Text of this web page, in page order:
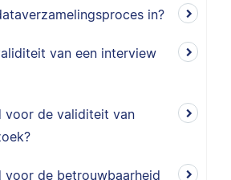
in?
van een interview
voor de validiteit van
voor de betrouwbaarheid